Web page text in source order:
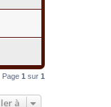
Page 1 sur 1
à